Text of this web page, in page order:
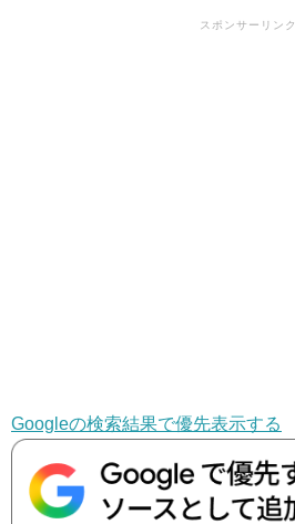
スポンサーリンク
Googleの検索結果で優先表示する